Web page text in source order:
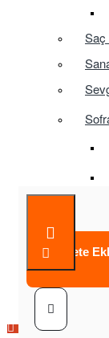
Saç
Sepete
Çok Satılan Ürün
Çok Satılan Ürün